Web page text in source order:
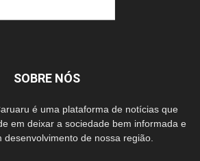
SOBRE NÓS
é uma plataforma de notícias que
em deixar a sociedade bem informada e
desenvolvimento de nossa região.